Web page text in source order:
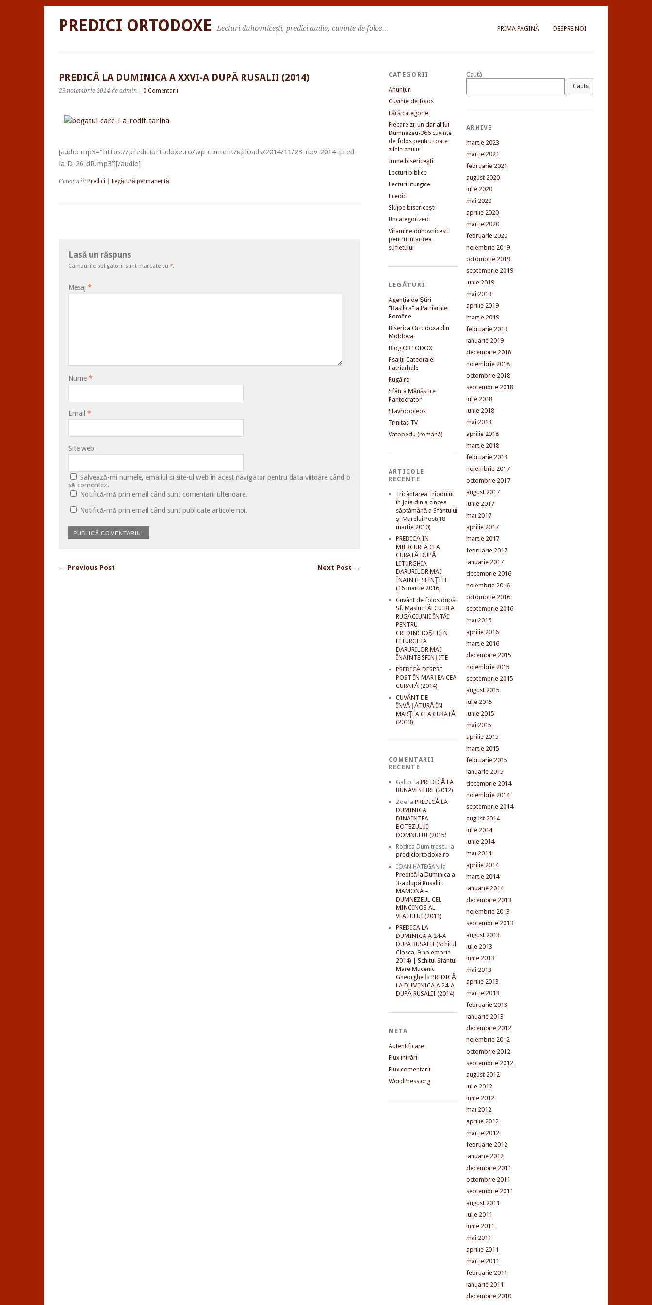
PRIMA PAGINĂ DESPRE NOI
PREDICI ORTODOXE Lecturi duhovniceşti, predici audio, cuvinte de folos…
PREDICĂ LA DUMINICA A XXVI-A DUPĂ RUSALII (2014)
23 noiembrie 2014 de admin 0 Comentarii
[audio mp3=”https://prediciortodoxe.ro/wp-content/uploads/2014/11/23-nov-2014-pred-
la-D-26-dR.mp3″][/audio]
Categorii: Predici Legătură permanentă
Lasă un răspuns
Câmpurile obligatorii sunt marcate cu *.
Mesaj *
Nume *
Email *
Site web
Salvează-mi numele, emailul și site-ul web în acest navigator pentru data viitoare când o
să comentez.
Notifică-mă prin email când sunt comentarii ulterioare.
Notifică-mă prin email când sunt publicate articole noi.
← Previous Post Next Post →
CATEGORII
Anunţuri
Cuvinte de folos
Fără categorie
Fiecare zi, un dar al lui
Dumnezeu-366 cuvinte
de folos pentru toate
zilele anului
Imne bisericeşti
Lecturi biblice
Lecturi liturgice
Predici
Slujbe bisericeşti
Uncategorized
Vitamine duhovnicesti
pentru intarirea
sufletului
LEGĂTURI
Agenţia de Ştiri
"Basilica" a Patriarhiei
Române
Biserica Ortodoxa din
Moldova
Blog ORTODOX
Psalţii Catedralei
Patriarhale
Rugă.ro
Sfânta Mănăstire
Pantocrator
Stavropoleos
Trinitas TV
Vatopedu (română)
ARTICOLE
RECENTE
Tricântarea Triodului
în Joia din a cincea
săptămână a Sfântului
şi Marelui Post(18
martie 2010)
PREDICĂ ÎN
MIERCUREA CEA
CURATĂ DUPĂ
LITURGHIA
DARURILOR MAI
ÎNAINTE SFINŢITE
(16 martie 2016)
Cuvânt de folos după
Sf. Maslu: TÂLCUIREA
RUGĂCIUNII ÎNTÂI
PENTRU
CREDINCIOŞI DIN
LITURGHIA
DARURILOR MAI
ÎNAINTE SFINŢITE
PREDICĂ DESPRE
POST ÎN MARŢEA CEA
CURATĂ (2014)
CUVÂNT DE
ÎNVĂŢĂTURĂ ÎN
MARŢEA CEA CURATĂ
(2013)
COMENTARII
RECENTE
Galiucla PREDICĂ LA
BUNAVESTIRE (2012)
Zoela PREDICĂ LA
DUMINICA
DINAINTEA
BOTEZULUI
DOMNULUI (2015)
Rodica Dumitrescu la
prediciortodoxe.ro
IOAN HATEGAN la
Predică la Duminica a
3-a după Rusalii :
MAMONA –
DUMNEZEUL CEL
MINCINOS AL
VEACULUI (2011)
PREDICA LA
DUMINICA A 24-A
DUPA RUSALII (Schitul
Closca, 9 noiembrie
2014) | Schitul Sfântul
Mare Mucenic
Gheorghela PREDICĂ
LA DUMINICA A 24-A
DUPĂ RUSALII (2014)
META
Autentificare
Flux intrări
Flux comentarii
WordPress.org
Caută
Caută
ARHIVE
martie 2023
martie 2021
februarie 2021
august 2020
iulie 2020
mai 2020
aprilie 2020
martie 2020
februarie 2020
noiembrie 2019
octombrie 2019
septembrie 2019
iunie 2019
mai 2019
aprilie 2019
martie 2019
februarie 2019
ianuarie 2019
decembrie 2018
noiembrie 2018
octombrie 2018
septembrie 2018
iulie 2018
iunie 2018
mai 2018
aprilie 2018
martie 2018
februarie 2018
noiembrie 2017
octombrie 2017
august 2017
iunie 2017
mai 2017
aprilie 2017
martie 2017
februarie 2017
ianuarie 2017
decembrie 2016
noiembrie 2016
octombrie 2016
septembrie 2016
mai 2016
aprilie 2016
martie 2016
decembrie 2015
noiembrie 2015
septembrie 2015
august 2015
iulie 2015
iunie 2015
mai 2015
aprilie 2015
martie 2015
februarie 2015
ianuarie 2015
decembrie 2014
noiembrie 2014
septembrie 2014
august 2014
iulie 2014
iunie 2014
mai 2014
aprilie 2014
martie 2014
ianuarie 2014
decembrie 2013
noiembrie 2013
septembrie 2013
august 2013
iulie 2013
iunie 2013
mai 2013
aprilie 2013
martie 2013
februarie 2013
ianuarie 2013
decembrie 2012
noiembrie 2012
octombrie 2012
septembrie 2012
august 2012
iulie 2012
iunie 2012
mai 2012
aprilie 2012
martie 2012
februarie 2012
ianuarie 2012
decembrie 2011
octombrie 2011
septembrie 2011
august 2011
iulie 2011
iunie 2011
mai 2011
aprilie 2011
martie 2011
februarie 2011
ianuarie 2011
decembrie 2010